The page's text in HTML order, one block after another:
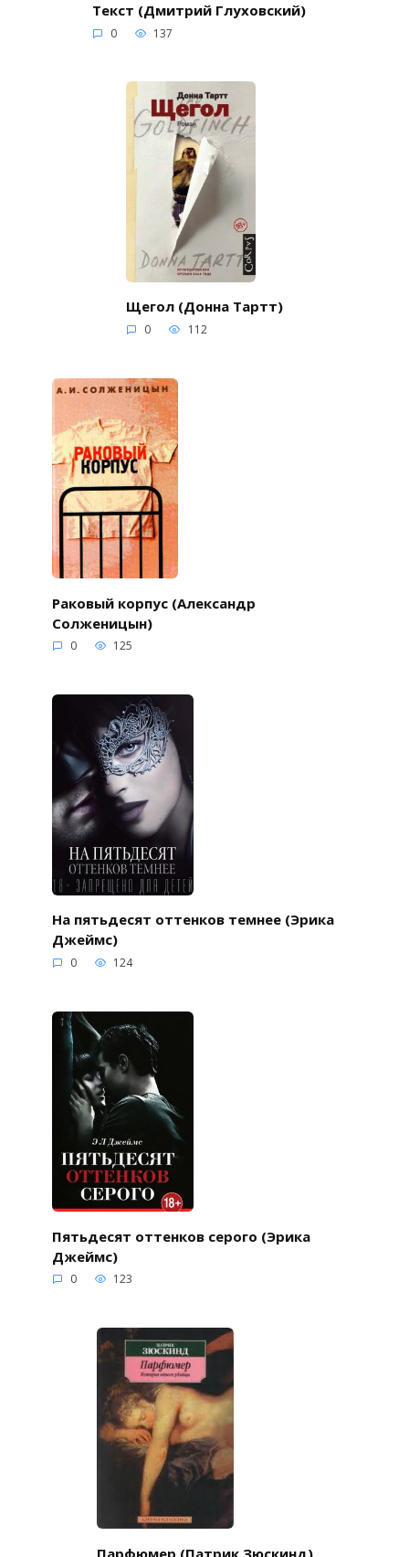
Текст (Дмитрий Глуховский)
0 137
Щегол (Донна Тартт)
0 112
Раковый корпус (Александр
Солженицын)
0 125
На пятьдесят оттенков темнее (Эрика
Джеймс)
0 124
Пятьдесят оттенков серого (Эрика
Джеймс)
0 123
Парфюмер (Патрик Зюскинд)